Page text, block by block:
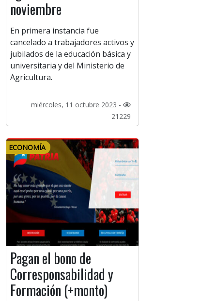
noviembre
En primera instancia fue
cancelado a trabajadores activos y
jubilados de la educación básica y
universitaria y del Ministerio de
Agricultura.
miércoles, 11 octubre 2023 -
21229
ECONOMÍA
Pagan el bono de
Corresponsabilidad y
Formación (+monto)